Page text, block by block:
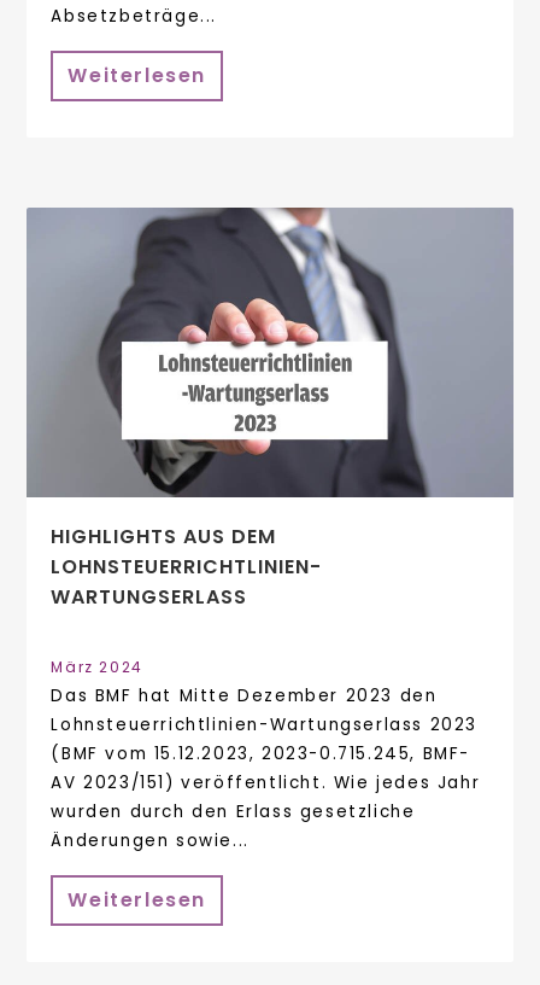
Absetzbeträge...
Weiterlesen
HIGHLIGHTS AUS DEM
LOHNSTEUERRICHTLINIEN-
WARTUNGSERLASS
März 2024
Das BMF hat Mitte Dezember 2023 den
Lohnsteuerrichtlinien-Wartungserlass 2023
(BMF vom 15.12.2023, 2023-0.715.245, BMF-
AV 2023/151) veröffentlicht. Wie jedes Jahr
wurden durch den Erlass gesetzliche
Änderungen sowie...
Weiterlesen